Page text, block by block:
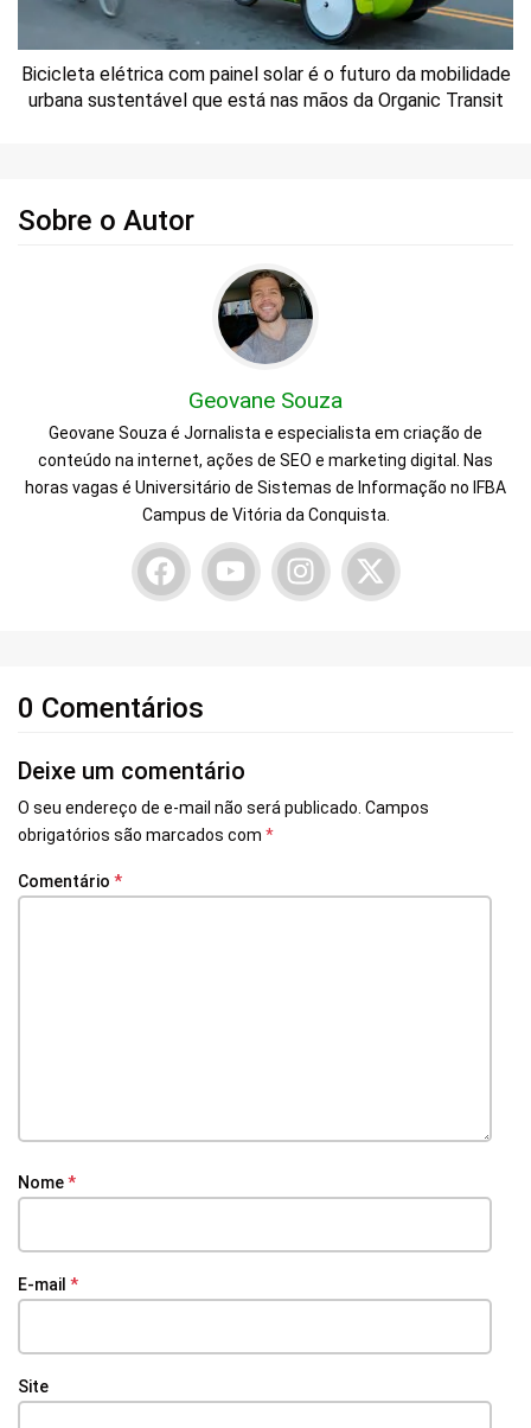
Bicicleta elétrica com painel solar é o futuro da mobilidade
urbana sustentável que está nas mãos da Organic Transit
Sobre o Autor
Geovane Souza
Geovane Souza é Jornalista e especialista em criação de
conteúdo na internet, ações de SEO e marketing digital. Nas
horas vagas é Universitário de Sistemas de Informação no IFBA
Campus de Vitória da Conquista.
0 Comentários
Deixe um comentário
O seu endereço de e-mail não será publicado. Campos
obrigatórios são marcados com *
Comentário *
Nome*
E-mail *
Site